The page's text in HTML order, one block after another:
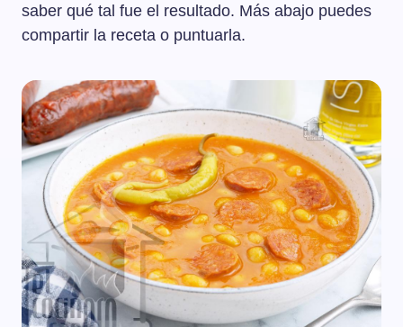
saber qué tal fue el resultado. Más abajo puedes
compartir la receta o puntuarla.